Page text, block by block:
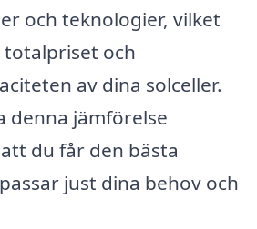
och teknologier, vilket
totalpriset och
av dina solceller.
denna jämförelse
du får den bästa
just dina behov och